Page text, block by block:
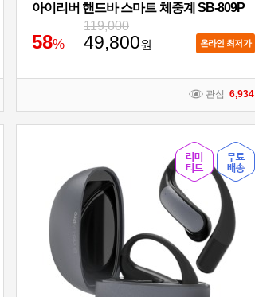
관심 6,934
아이리버 핸드바 스마트 체중계 SB-809P
58%
119,000
49,800원 온라인 최저가